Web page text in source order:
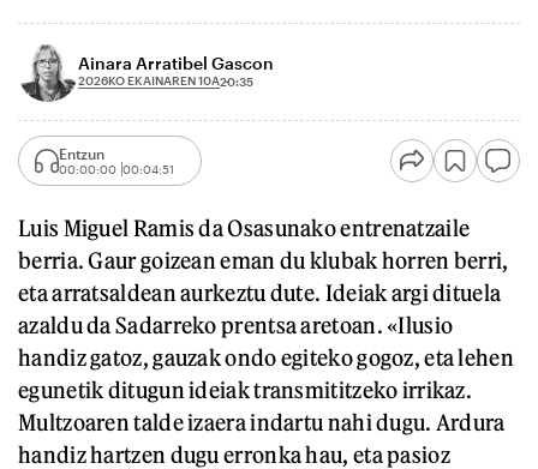
Ainara Arratibel Gascon
2026KO EKAINAREN 10A20:35
Entzun
00:00:00 00:04:51
Luis Miguel Ramis da Osasunako entrenatzaile
berria. Gaur goizean eman du klubak horren berri,
eta arratsaldean aurkeztu dute. Ideiak argi dituela
azaldu da Sadarreko prentsa aretoan. «Ilusio
handiz gatoz, gauzak ondo egiteko gogoz, eta lehen
egunetik ditugun ideiak transmititzeko irrikaz.
Multzoaren talde izaera indartu nahi dugu. Ardura
handiz hartzen dugu erronka hau, eta pasioz